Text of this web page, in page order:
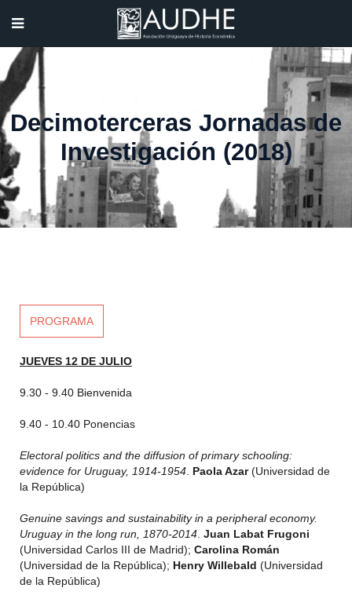
Decimoterceras Jornadas de
Investigación (2018)
PROGRAMA
JUEVES 12 DE JULIO
9.30 - 9.40 Bienvenida
9.40 - 10.40 Ponencias
Electoral politics and the diffusion of primary schooling:
evidence for Uruguay, 1914-1954. Paola Azar(Universidad de
la República)
Genuine savings and sustainability in a peripheral economy.
Uruguay in the long run, 1870-2014. Juan Labat Frugoni
(Universidad Carlos III de Madrid); Carolina Román
(Universidad de la República); Henry Willebald (Universidad
de la República)